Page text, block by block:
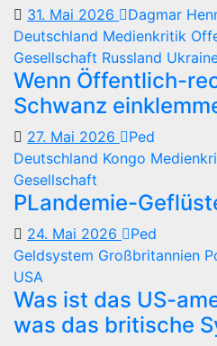
31. Mai 2026
Dagmar
Deutschland Medienkritik
Gesellschaft Russland
Wenn Öffentlich-
Schwanz
27. Mai 2026
Ped
Deutschland Kongo
Gesellschaft
PLandemie-
24. Mai 2026
Ped
Geldsystem Großbritannien
USA
Was ist das US-
was das britische